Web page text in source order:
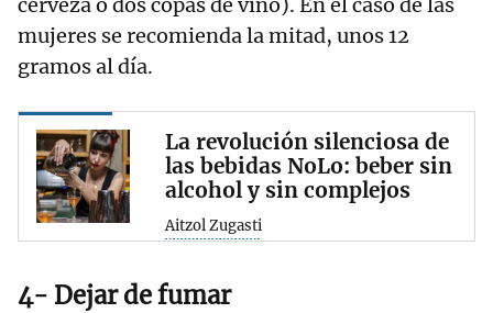
cerveza o dos copas de vino). En el caso de las
mujeres se recomienda la mitad, unos 12
gramos al día.
La revolución silenciosa de
las bebidas NoLo: beber sin
alcohol y sin complejos
Aitzol Zugasti
4- Dejar de fumar